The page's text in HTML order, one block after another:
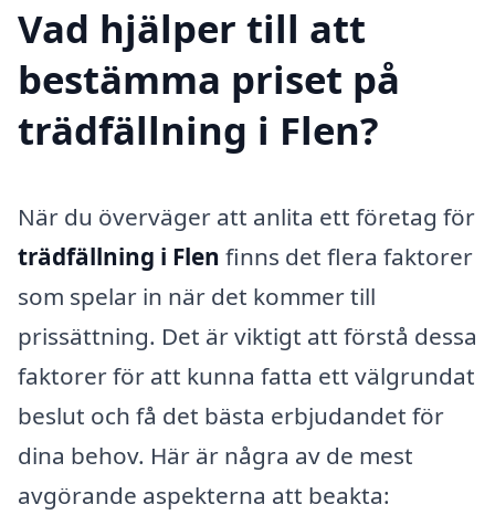
Vad hjälper till att
bestämma priset på
trädfällning i Flen?
När du överväger att anlita ett företag för
trädfällning i Flen finns det flera faktorer
som spelar in när det kommer till
prissättning. Det är viktigt att förstå dessa
faktorer för att kunna fatta ett välgrundat
beslut och få det bästa erbjudandet för
dina behov. Här är några av de mest
avgörande aspekterna att beakta: